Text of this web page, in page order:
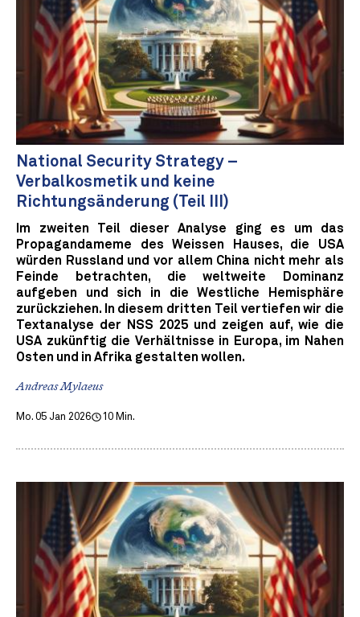
National Security Strategy –
Verbalkosmetik und keine
Richtungsänderung (Teil III)
Im zweiten Teil dieser Analyse ging es um das
Propagandameme des Weissen Hauses, die USA
würden Russland und vor allem China nicht mehr als
Feinde betrachten, die weltweite Dominanz
aufgeben und sich in die Westliche Hemisphäre
zurückziehen. In diesem dritten Teil vertiefen wir die
Textanalyse der NSS 2025 und zeigen auf, wie die
USA zukünftig die Verhältnisse in Europa, im Nahen
Osten und in Afrika gestalten wollen.
Andreas Mylaeus
Mo. 05 Jan 2026 10 Min.